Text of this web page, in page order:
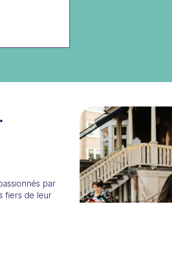
par
fiers de leur